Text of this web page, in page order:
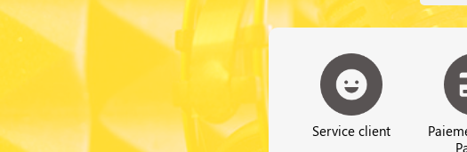
Service client